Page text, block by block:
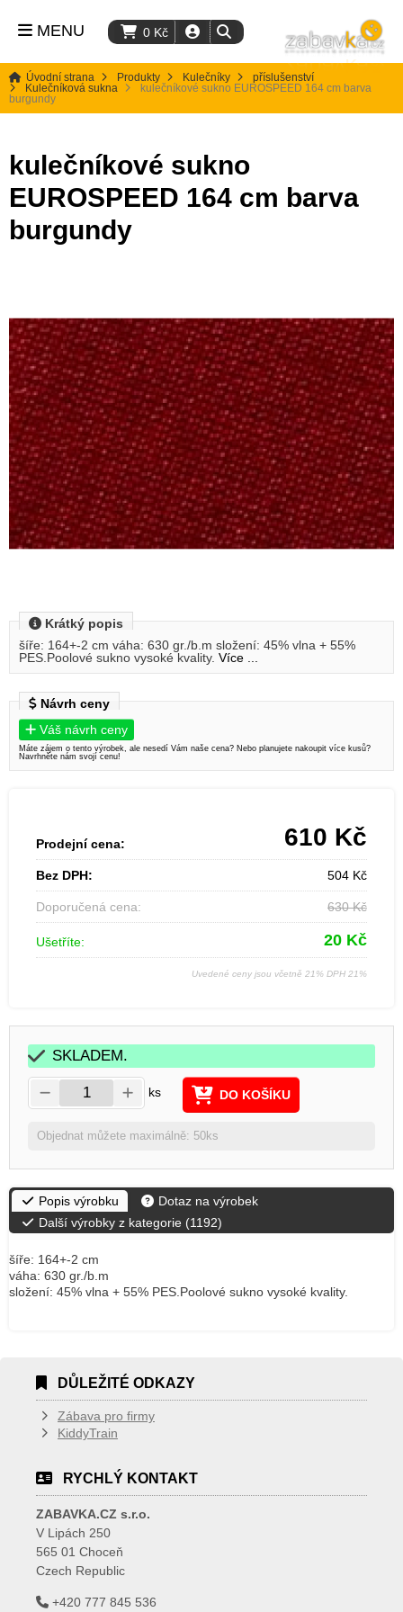
0 Kč
MENU
Úvodní strana Produkty Kulečníky
příslušenství
Kulečníková sukna
kulečníkové sukno EUROSPEED 164 cm barva
burgundy
kulečníkové sukno
EUROSPEED 164 cm barva
burgundy
Krátký popis
šíře: 164+-2 cm váha: 630 gr./b.m složení: 45% vlna + 55%
PES.Poolové sukno vysoké kvality. Více ...
Návrh ceny
Váš návrh ceny
Máte zájem o tento výrobek, ale nesedí Vám naše cena? Nebo planujete nakoupit více kusů?
Navrhněte nám svojí cenu!
Prodejní cena: 610 Kč
Bez DPH: 504 Kč
Doporučená cena: 630Kč
Ušetříte: 20 Kč
Uvedené ceny jsou včetně 21% DPH 21%
SKLADEM.
ks DO KOŠÍKU
Objednat můžete maximálně: 50ks
Popis výrobku
Dotaz na výrobek
Další výrobky z kategorie (1192)
šíře: 164+-2 cm
váha: 630 gr./b.m
složení: 45% vlna + 55% PES.Poolové sukno vysoké kvality.
DŮLEŽITÉ ODKAZY
Zábava pro firmy
KiddyTrain
RYCHLÝ KONTAKT
ZABAVKA.CZ s.r.o.
V Lipách 250
565 01 Choceň
Czech Republic
+420 777 845 536